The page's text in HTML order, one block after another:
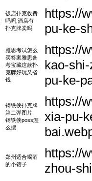
饭店扑克收费
吗吗,酒店有
扑克牌卖吗
https://
pu-ke-
雅思考试怎么
买答案雅思备
考宝藏这款扑
克牌好玩又省
钱
https://
kao-
pu-ke-
钢铁侠扑克牌
第二弹图片;
钢铁侠poss怎
么摆
https://
xia-pu-
郑州适合喝酒
的小馆子
https://
zhou-